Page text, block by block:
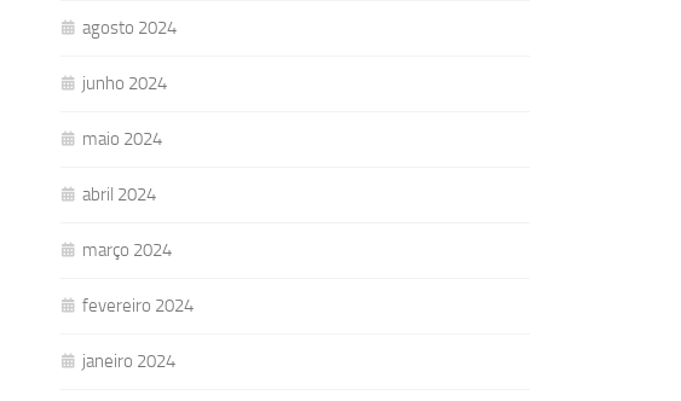
agosto 2024
junho 2024
maio 2024
abril 2024
março 2024
fevereiro 2024
janeiro 2024